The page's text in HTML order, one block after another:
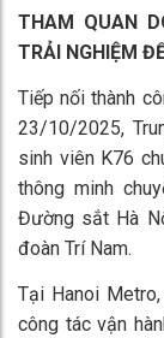
THAM QUAN
TRẢI NGHIỆM
Tiếp nối thành
23/10/2025,
sinh viên K76
thông minh
Đường sắt Hà
đoàn Trí Nam.
Tại Hanoi
công tác vận